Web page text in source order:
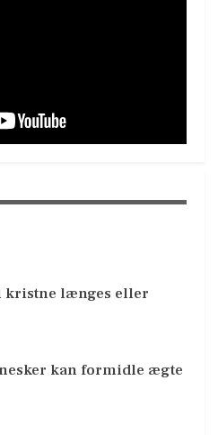
kristne længes eller
kan formidle ægte